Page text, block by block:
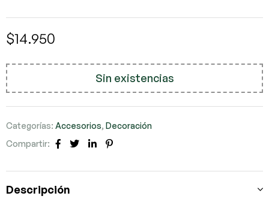
$14.950
Sin existencias
Categorías: Accesorios, Decoración
Compartir:
Facebook
TwitterLinkedIn
Descripción